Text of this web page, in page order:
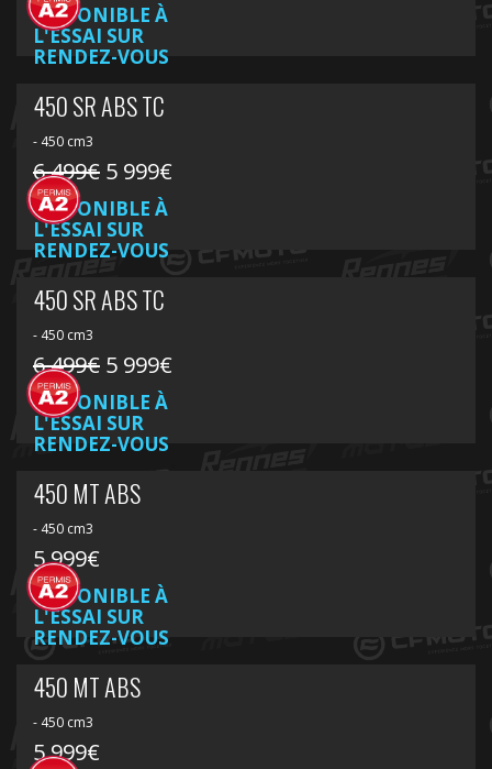
DISPONIBLE À
L'ESSAI SUR
RENDEZ-VOUS
450 SR ABS TC
- 450 cm3
6 499€ 5 999€
DISPONIBLE À
L'ESSAI SUR
RENDEZ-VOUS
450 SR ABS TC
- 450 cm3
6 499€ 5 999€
DISPONIBLE À
L'ESSAI SUR
RENDEZ-VOUS
450 MT ABS
- 450 cm3
5 999€
DISPONIBLE À
L'ESSAI SUR
RENDEZ-VOUS
450 MT ABS
- 450 cm3
5 999€